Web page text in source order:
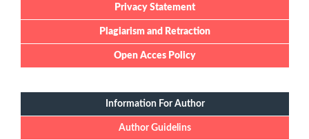
Privacy Statement
Plagiarism and Retraction
Open Acces Policy
Information For Author
Author Guidelins